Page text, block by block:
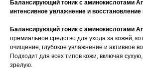
Балансирующий тоник с аминокислотами
интенсивное увлажнение и восстановление
Балансирующий тоник с аминокислотами
премиальное средство для ухода за кожей,
очищение, глубокое увлажнение и активное
Подходит для всех типов кожи, включая
зрелую.